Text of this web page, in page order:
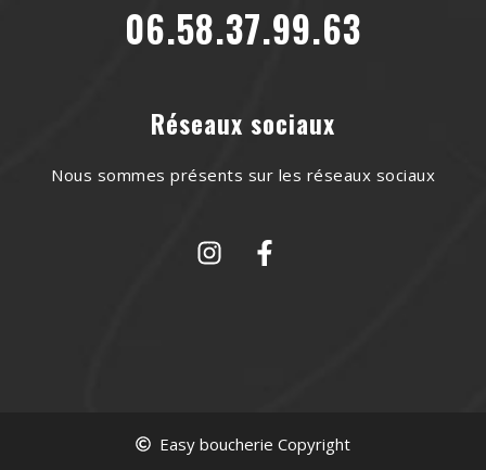
06.58.37.99.63
Réseaux sociaux
Nous sommes présents sur les réseaux sociaux
Easy boucherie Copyright